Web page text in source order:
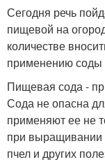
Сегодня речь
пищевой на
количестве
применению соды
Пищевая сода -
Сода не опасна
применяют ее не
при выращивании
пчел и других